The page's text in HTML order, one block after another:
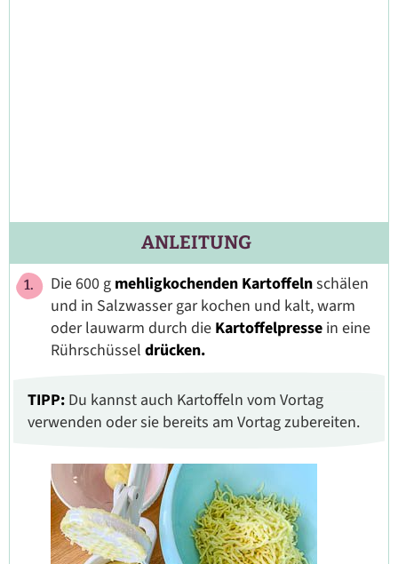
ANLEITUNG
Die 600 g mehligkochenden Kartoffelnschälen
und in Salzwasser gar kochen und kalt, warm
oder lauwarm durch die Kartoffelpresse in eine
Rührschüssel drücken.
TIPP: Du kannst auch Kartoffeln vom Vortag
verwenden oder sie bereits am Vortag zubereiten.